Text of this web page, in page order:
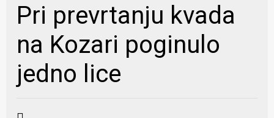
Pri prevrtanju kvada
na Kozari poginulo
jedno lice